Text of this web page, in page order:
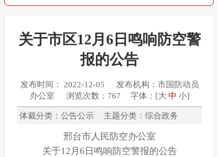
关于市区12月6日鸣响防空警
报的公告
发布时间： 2022-12-05 发布机构：市国防动员
办公室 浏览次数：767 字体：[大 中 小]
体裁分类：公告公示 主题分类：综合政务
邢台市人民防空办公室
关于12月6日鸣响防空警报的公告